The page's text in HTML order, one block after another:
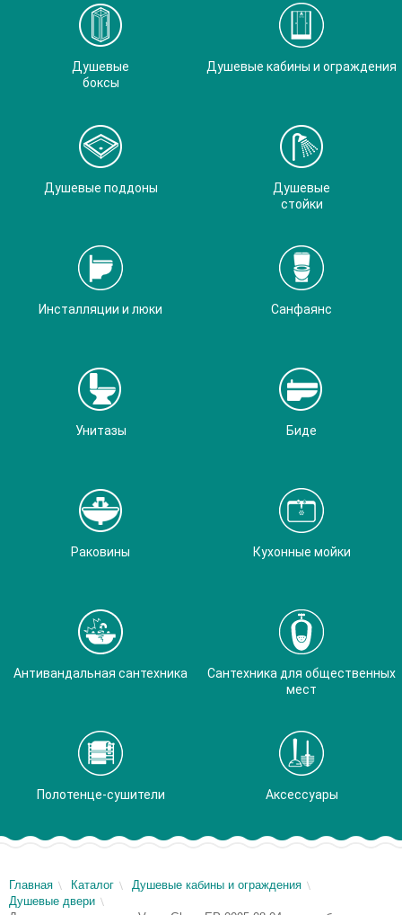
Душевые
боксы
Душевые кабины и ограждения
Душевые поддоны
Душевые
стойки
Инсталляции и люки Санфаянс
Унитазы Биде
Раковины Кухонные мойки
Антивандальная сантехника
Сантехника для общественных
мест
Полотенце-сушители Аксессуары
Главная Каталог
Душевые кабины и ограждения
Душевые двери